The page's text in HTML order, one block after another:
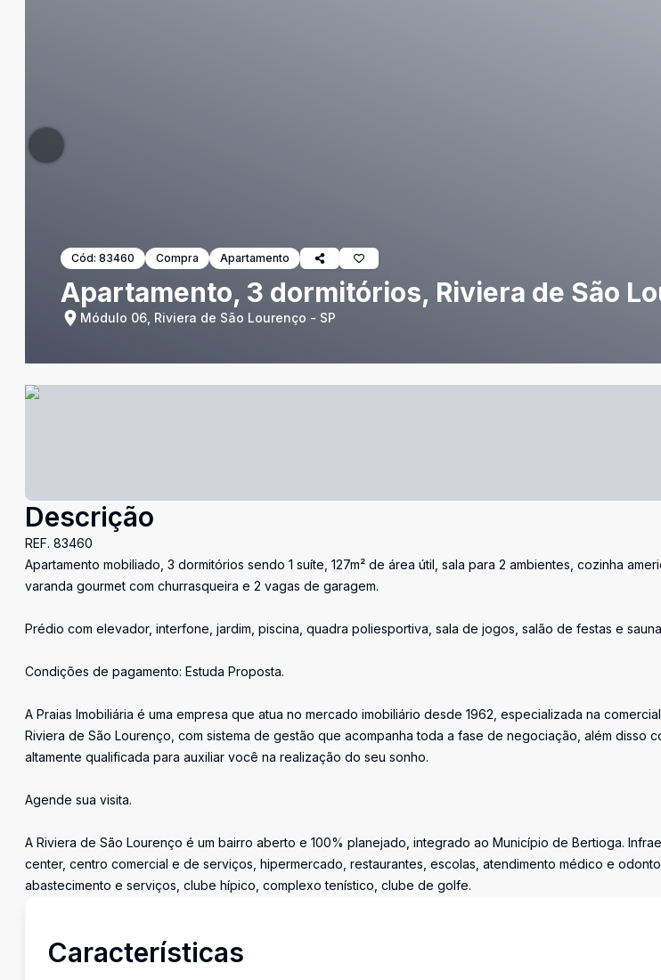
Cód: 83460 Compra Apartamento
Apartamento, 3 dormitórios, Riviera de São
Módulo 06, Riviera de São Lourenço - SP
Descrição
REF. 83460
Apartamento mobiliado, 3 dormitórios sendo 1 suíte, 127m² de área útil, sala para 2 ambientes, cozinha
varanda gourmet com churrasqueira e 2 vagas de garagem.
Prédio com elevador, interfone, jardim, piscina, quadra poliesportiva, sala de jogos, salão de festas e
Condições de pagamento: Estuda Proposta.
A Praias Imobiliária é uma empresa que atua no mercado imobiliário desde 1962, especializada na
Riviera de São Lourenço, com sistema de gestão que acompanha toda a fase de negociação, além disso
altamente qualificada para auxiliar você na realização do seu sonho.
Agende sua visita.
A Riviera de São Lourenço é um bairro aberto e 100% planejado, integrado ao Município de Bertioga.
center, centro comercial e de serviços, hipermercado, restaurantes, escolas, atendimento médico e
abastecimento e serviços, clube hípico, complexo tenístico, clube de golfe.
Características